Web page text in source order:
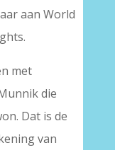
aan World
met
die
Dat is de
van